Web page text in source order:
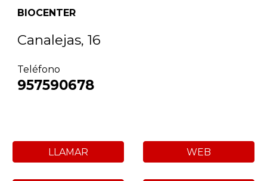
BIOCENTER
Canalejas, 16
Teléfono
957590678
LLAMAR WEB